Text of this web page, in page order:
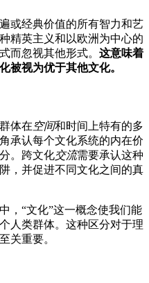
或经典价值的所有智力和艺
精英主义和以欧洲为中心的
而忽视其他形式。 这意味着
被视为优于其他文化。
体在空间和时间上特有的多
承认每个文化系统的内在价
。跨文化交流需要承认这种
，并促进不同文化之间的真
中，“文化”这一概念使我们能
人类群体。这种区分对于理
关重要。